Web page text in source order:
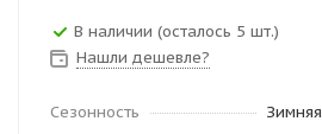
В наличии (осталось 5 шт.)
Нашли дешевле?
Сезонность
Зимняя